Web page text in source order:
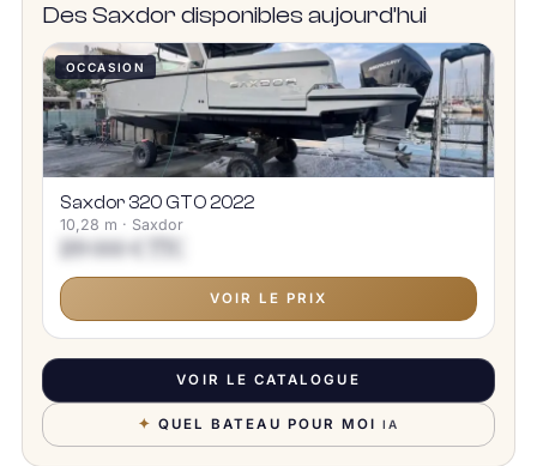
Des Saxdor disponibles aujourd’hui
OCCASION
Saxdor 320 GTO 2022
10,28 m · Saxdor
189 000 € TTC
VOIR LE PRIX
VOIR LE CATALOGUE
✦ QUEL BATEAU POUR MOIIA